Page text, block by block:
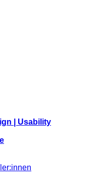
| Usability